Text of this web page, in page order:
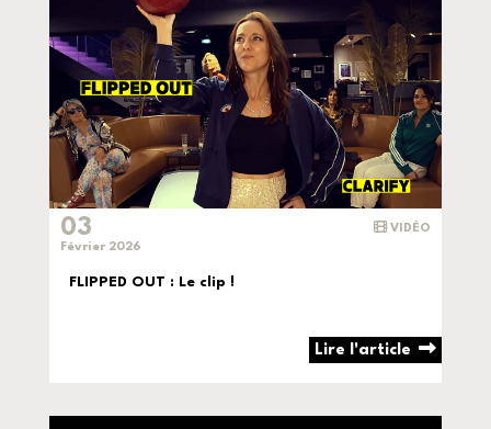
VIDÉO
03
Février 2026
FLIPPED OUT : Le clip !
Lire l'article